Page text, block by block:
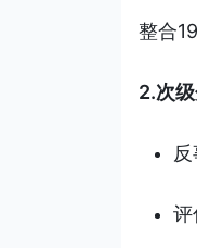
整合
2.次级
评